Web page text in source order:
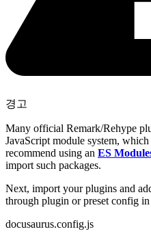
경고
Many official Remark/Rehype
JavaScript module system,
recommend using an ES
import such packages.
Next, import your plugins and
through plugin or preset config in
docusaurus.config.js